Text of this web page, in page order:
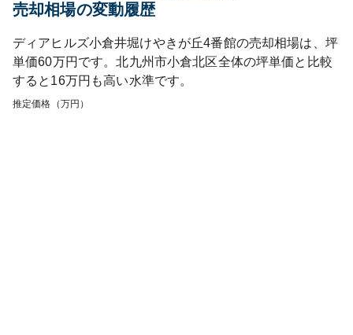
売却相場の変動履歴
ディアヒルズ小倉井堀けやきが丘4番館の売却相場は、坪
単価60万円です。北九州市小倉北区全体の坪単価と比較
すると 16万円も高い水準です。
推定価格（万円）